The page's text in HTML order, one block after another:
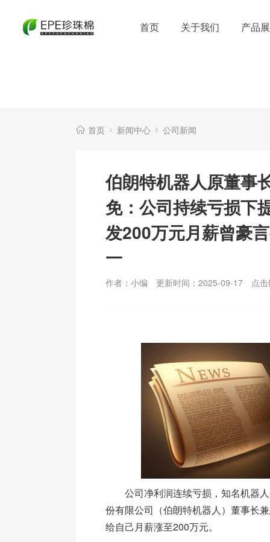
首页 关于我们 产品
首页 新闻中心 公司新闻
伯朗特机器人原董事
免：公司持续亏损下
发200万元月薪曾豪
一
作者：小编 更新时间：2025-09-17 点
公司净利润连续亏损，知名机器人
份有限公司（伯朗特机器人）董事长
给自己月薪涨至200万元。